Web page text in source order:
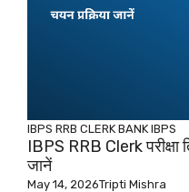
IBPS RRB CLERK BANK IBPS
IBPS RRB Clerk
जानें
May 14, 2026Tripti Mishra